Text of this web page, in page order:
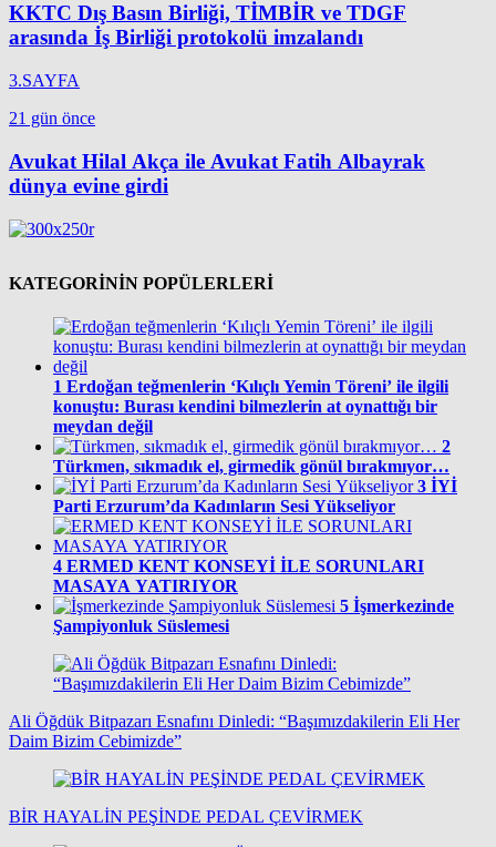
KKTC Dış Basın Birliği, TİMBİR ve TDGF
arasında İş Birliği protokolü imzalandı
3.SAYFA
21 gün önce
Avukat Hilal Akça ile Avukat Fatih Albayrak
dünya evine girdi
KATEGORİNİN POPÜLERLERİ
1 Erdoğan teğmenlerin ‘Kılıçlı Yemin Töreni’ ile ilgili
konuştu: Burası kendini bilmezlerin at oynattığı bir
meydan değil
2
Türkmen, sıkmadık el, girmedik gönül bırakmıyor…
3 İYİ
Parti Erzurum’da Kadınların Sesi Yükseliyor
4 ERMED KENT KONSEYİ İLE SORUNLARI
MASAYA YATIRIYOR
5 İşmerkezinde
Şampiyonluk Süslemesi
Ali Öğdük Bitpazarı Esnafını Dinledi: “Başımızdakilerin Eli Her
Daim Bizim Cebimizde”
BİR HAYALİN PEŞİNDE PEDAL ÇEVİRMEK